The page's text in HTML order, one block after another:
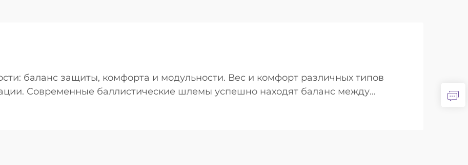
баланс защиты, комфорта и модульности. Вес и комфорт различных типов
Современные баллистические шлемы успешно находят баланс между